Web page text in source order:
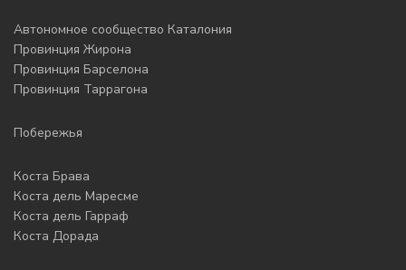
Автономное сообщество Каталония
Провинция Жирона
Провинция Барселона
Провинция Таррагона
Побережья
Коста Брава
Коста дель Маресме
Коста дель Гарраф
Коста Дорада